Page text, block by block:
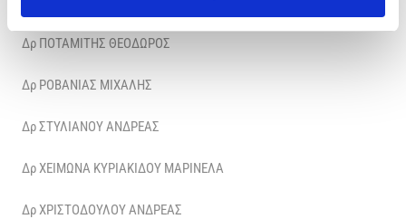
Δρ ΠΟΤΑΜΙΤΗΣ ΘΕΟΔΩΡΟΣ
Δρ ΡΟΒΑΝΙΑΣ ΜΙΧΑΛΗΣ
Δρ ΣΤΥΛΙΑΝΟΥ ΑΝΔΡΕΑΣ
Δρ ΧΕΙΜΩΝΑ ΚΥΡΙΑΚΙΔΟΥ ΜΑΡΙΝΕΛΑ
Δρ ΧΡΙΣΤΟΔΟΥΛΟΥ ΑΝΔΡΕΑΣ